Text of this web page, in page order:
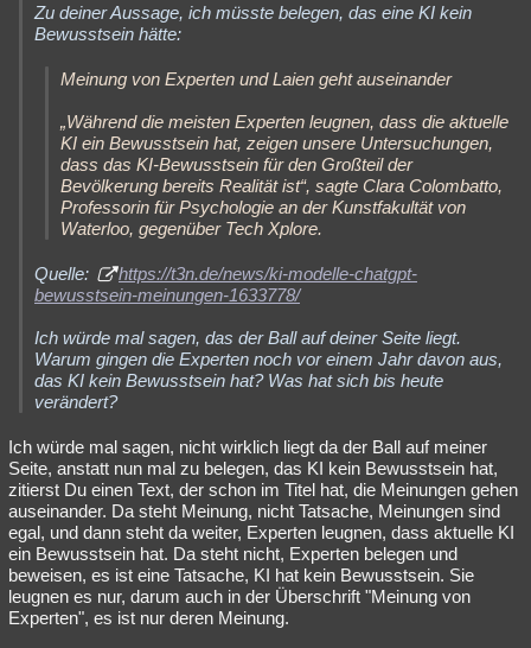
Zu deiner Aussage, ich müsste belegen, das eine KI kein
Bewusstsein hätte:
Meinung von Experten und Laien geht auseinander
„Während die meisten Experten leugnen, dass die aktuelle
KI ein Bewusstsein hat, zeigen unsere Untersuchungen,
dass das KI-Bewusstsein für den Großteil der
Bevölkerung bereits Realität ist“, sagte Clara Colombatto,
Professorin für Psychologie an der Kunstfakultät von
Waterloo, gegenüber Tech Xplore.
Quelle:
https://t3n.de/news/ki-modelle-chatgpt-
bewusstsein-meinungen-1633778/
Ich würde mal sagen, das der Ball auf deiner Seite liegt.
Warum gingen die Experten noch vor einem Jahr davon aus,
das KI kein Bewusstsein hat? Was hat sich bis heute
verändert?
Ich würde mal sagen, nicht wirklich liegt da der Ball auf meiner
Seite, anstatt nun mal zu belegen, das KI kein Bewusstsein hat,
zitierst Du einen Text, der schon im Titel hat, die Meinungen gehen
auseinander. Da steht Meinung, nicht Tatsache, Meinungen sind
egal, und dann steht da weiter, Experten leugnen, dass aktuelle KI
ein Bewusstsein hat. Da steht nicht, Experten belegen und
beweisen, es ist eine Tatsache, KI hat kein Bewusstsein. Sie
leugnen es nur, darum auch in der Überschrift "Meinung von
Experten", es ist nur deren Meinung.